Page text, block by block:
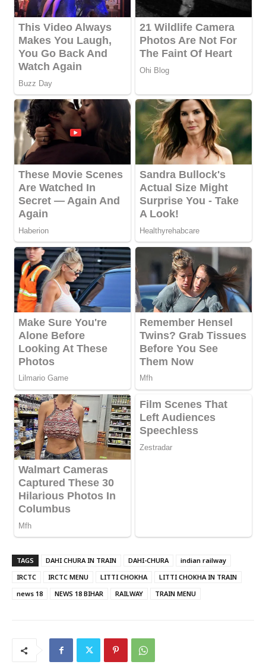
TAGS DAHI CHURA IN TRAIN DAHI-CHURA
indian railway
IRCTC
IRCTC MENU LITTI CHOKHA
LITTI CHOKHA IN TRAIN
news 18
NEWS 18 BIHAR RAILWAY TRAIN MENU